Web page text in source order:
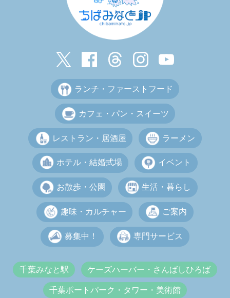
ランチ・ファーストフード
カフェ・パン・スイーツ
レストラン・居酒屋 ラーメン
ホテル・結婚式場 イベント
お散歩・公園 生活・暮らし
趣味・カルチャー ご案内
募集中！ 専門サービス
千葉みなと駅 ケーズハーバー・さんばしひろば
千葉ポートパーク・タワー・美術館